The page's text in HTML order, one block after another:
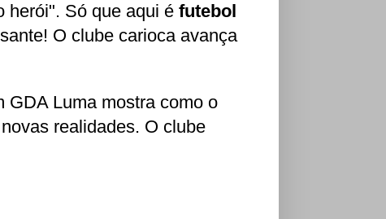
herói". Só que aqui é futebol
O clube carioca avança
GDA Luma mostra como o
realidades. O clube